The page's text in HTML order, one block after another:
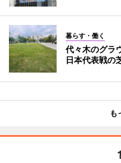
暮らす・働く
代々木のグラ
日本代表戦の
も